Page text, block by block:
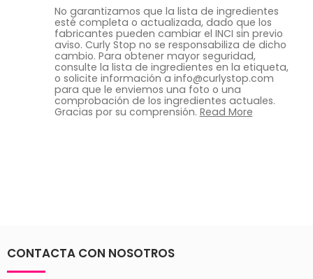
No garantizamos que la lista de ingredientes
esté completa o actualizada, dado que los
fabricantes pueden cambiar el INCI sin previo
aviso. Curly Stop no se responsabiliza de dicho
cambio. Para obtener mayor seguridad,
consulte la lista de ingredientes en la etiqueta,
o solicite información a info@curlystop.com
para que le enviemos una foto o una
comprobación de los ingredientes actuales.
Gracias por su comprensión. Read More
CONTACTA CON NOSOTROS